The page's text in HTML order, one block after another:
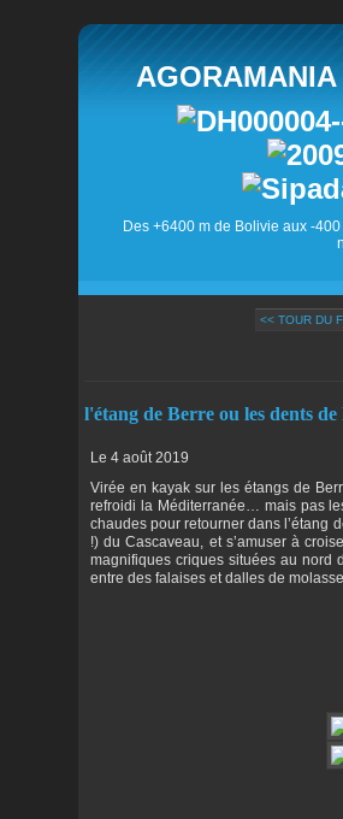
Des +6400 m de Bolivie aux -
<< TOUR DU
l'étang de Berre ou les dents
Le 4 août 2019
Virée en kayak sur les étangs de
refroidi la Méditerranée… mais pas
chaudes pour retourner dans l’étang
!) du Cascaveau, et s’amuser à
magnifiques criques situées au nord
entre des falaises et dalles de